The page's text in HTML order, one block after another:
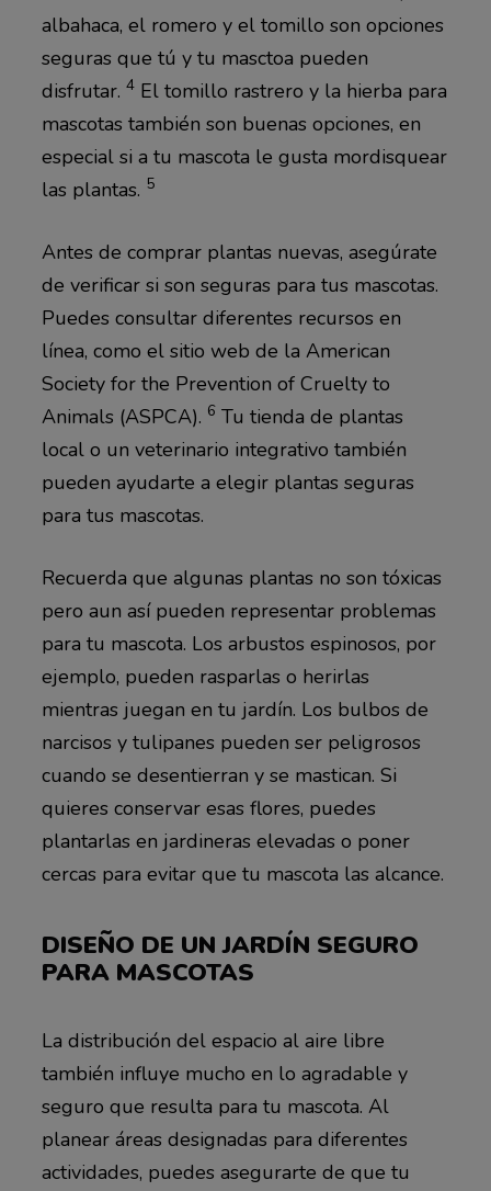
albahaca, el romero y el tomillo son opciones
seguras que tú y tu masctoa pueden
disfrutar. 4El tomillo rastrero y la hierba para
mascotas también son buenas opciones, en
especial si a tu mascota le gusta mordisquear
las plantas. 5
Antes de comprar plantas nuevas, asegúrate
de verificar si son seguras para tus mascotas.
Puedes consultar diferentes recursos en
línea, como el sitio web de la American
Society for the Prevention of Cruelty to
Animals (ASPCA). 6 Tu tienda de plantas
local o un veterinario integrativo también
pueden ayudarte a elegir plantas seguras
para tus mascotas.
Recuerda que algunas plantas no son tóxicas
pero aun así pueden representar problemas
para tu mascota. Los arbustos espinosos, por
ejemplo, pueden rasparlas o herirlas
mientras juegan en tu jardín. Los bulbos de
narcisos y tulipanes pueden ser peligrosos
cuando se desentierran y se mastican. Si
quieres conservar esas flores, puedes
plantarlas en jardineras elevadas o poner
cercas para evitar que tu mascota las alcance.
DISEÑO DE UN JARDÍN SEGURO
PARA MASCOTAS
La distribución del espacio al aire libre
también influye mucho en lo agradable y
seguro que resulta para tu mascota. Al
planear áreas designadas para diferentes
actividades, puedes asegurarte de que tu